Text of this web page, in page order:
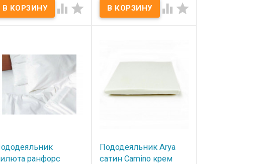
В наличии
сатин, 100% хлопок
Marca
Milano (Италия)
  В наличии
Производитель: Marca
Marco Milano (Италия)
 
ранфорс
Пододеяльник Arya
сатин Camino крем